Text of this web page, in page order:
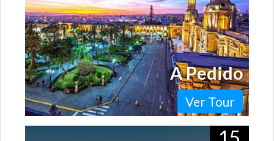
Ver Tour
A Pedido